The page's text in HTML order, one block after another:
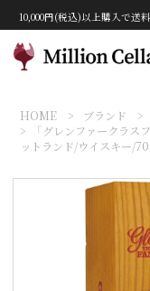
10,000円(税込)以上購入で送
HOME ブランド
「グレンファークラス
ットランド/ウイスキー/